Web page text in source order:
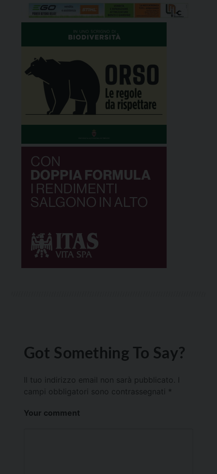
Got Something To Say?
Il tuo indirizzo email non sarà pubblicato.
campi obbligatori sono contrassegnati *
Your comment